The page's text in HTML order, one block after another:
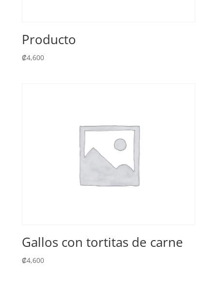
Producto
₡4,600
Gallos con tortitas de carne
₡4,600